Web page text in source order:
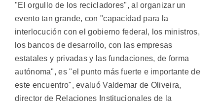
"El orgullo de los recicladores", al organizar un
evento tan grande, con "capacidad para la
interlocución con el gobierno federal, los ministros,
los bancos de desarrollo, con las empresas
estatales y privadas y las fundaciones, de forma
autónoma", es "el punto más fuerte e importante de
este encuentro", evaluó Valdemar de Oliveira,
director de Relaciones Institucionales de la